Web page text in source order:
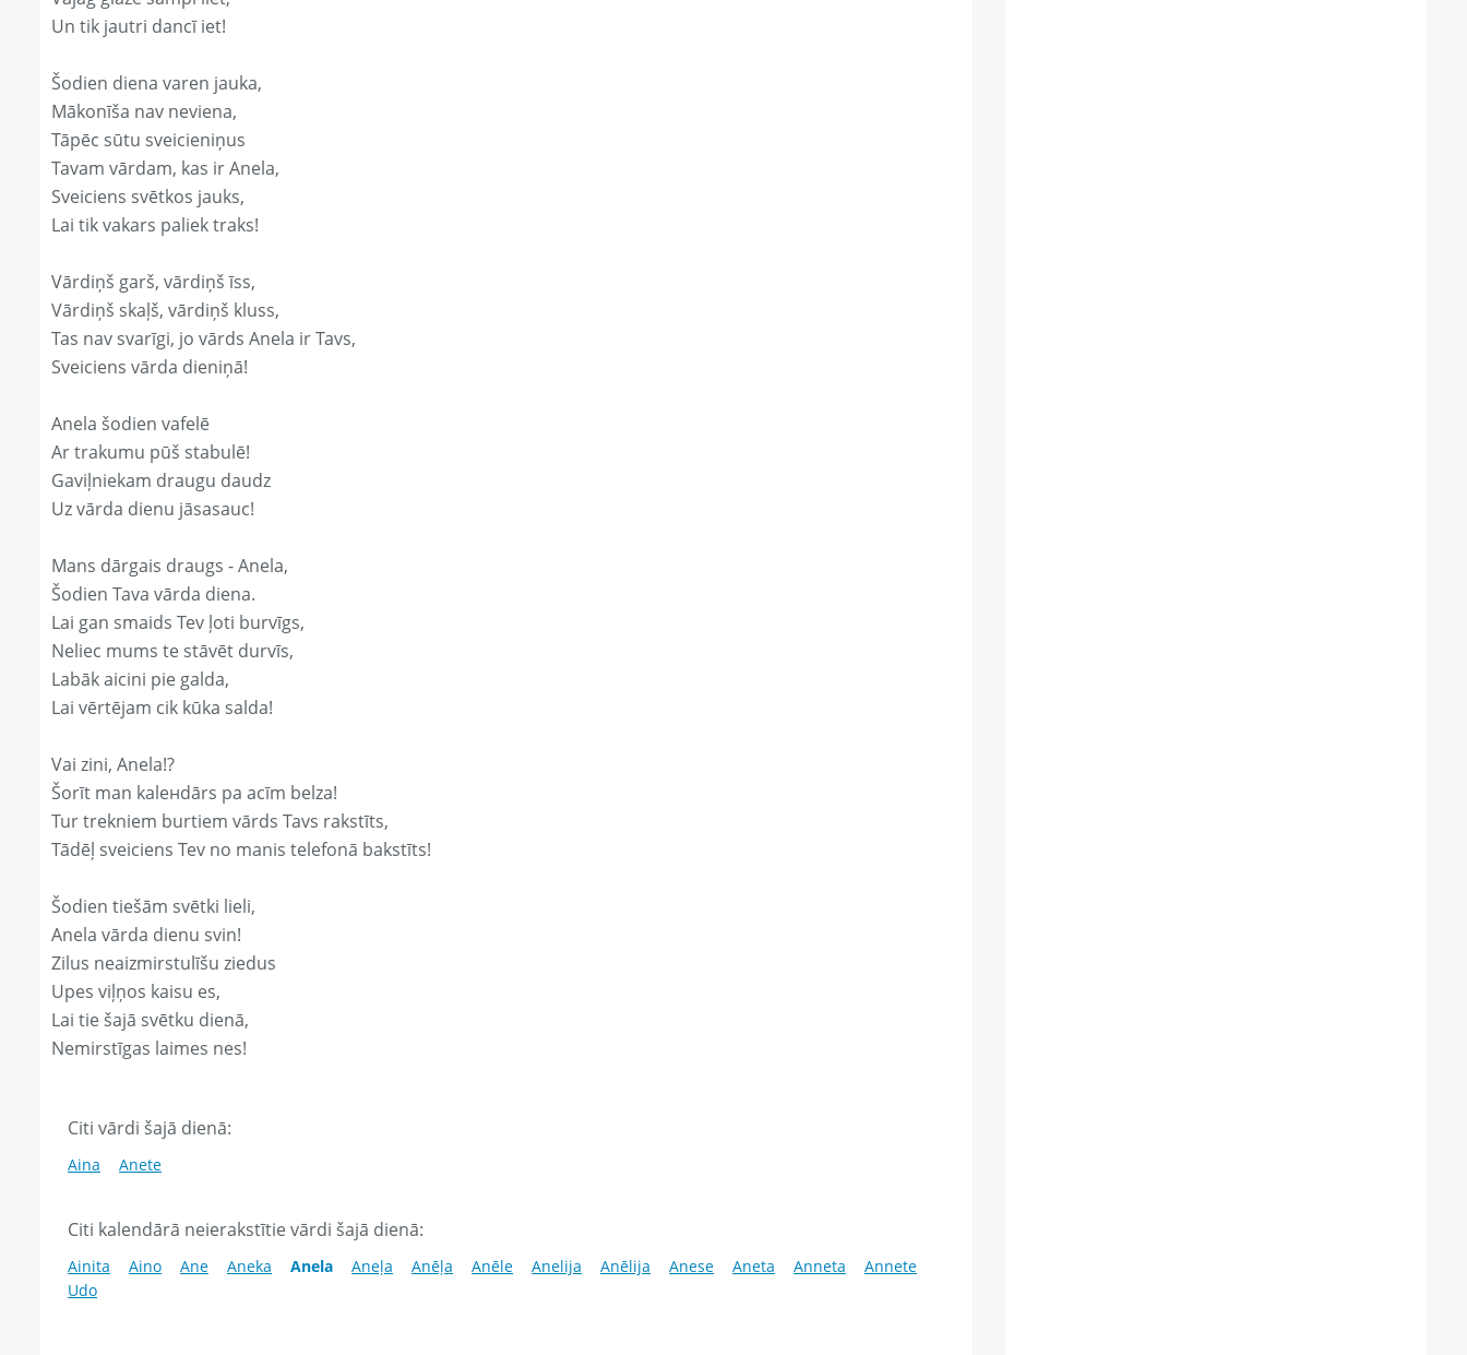
Un tik jautri dancī iet!
Šodien diena varen jauka,
Mākonīša nav neviena,
Tāpēc sūtu sveicieniņus
Tavam vārdam, kas ir Anela,
Sveiciens svētkos jauks,
Lai tik vakars paliek traks!
Vārdiņš garš, vārdiņš īss,
Vārdiņš skaļš, vārdiņš kluss,
Tas nav svarīgi, jo vārds Anela ir Tavs,
Sveiciens vārda dieniņā!
Anela šodien vafelē
Ar trakumu pūš stabulē!
Gaviļniekam draugu daudz
Uz vārda dienu jāsasauc!
Mans dārgais draugs - Anela,
Šodien Tava vārda diena.
Lai gan smaids Tev ļoti burvīgs,
Neliec mums te stāvēt durvīs,
Labāk aicini pie galda,
Lai vērtējam cik kūka salda!
Vai zini, Anela!?
Šorīt man kaleнdārs pa acīm belza!
Tur trekniem burtiem vārds Tavs rakstīts,
Tādēļ sveiciens Tev no manis telefonā bakstīts!
Šodien tiešām svētki lieli,
Anela vārda dienu svin!
Zilus neaizmirstulīšu ziedus
Upes viļņos kaisu es,
Lai tie šajā svētku dienā,
Nemirstīgas laimes nes!
Citi vārdi šajā dienā:
Aina Anete
Citi kalendārā neierakstītie vārdi šajā dienā:
Ainita Aino Ane Aneka Anela Aneļa Anēļa Anēle Anelija Anēlija Anese Aneta Anneta
Annete
Udo